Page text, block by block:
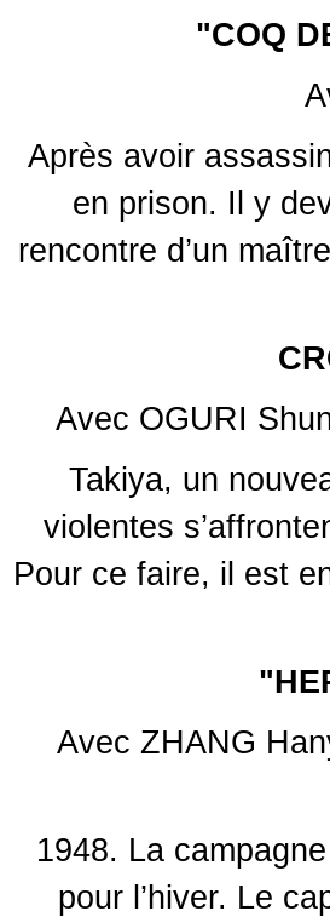
"COQ
Après avoir
en prison. Il y
rencontre d’un
Avec OGURI
Takiya, un
violentes
Pour ce faire, il est
Avec ZHANG
1948. La
pour l’hiver. Le